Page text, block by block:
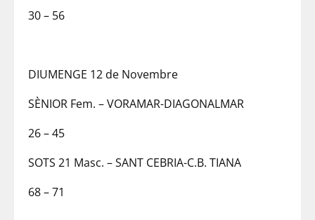
30 – 56
DIUMENGE 12 de Novembre
SÈNIOR Fem. – VORAMAR-DIAGONALMAR
26 – 45
SOTS 21 Masc. – SANT CEBRIA-C.B. TIANA
68 – 71